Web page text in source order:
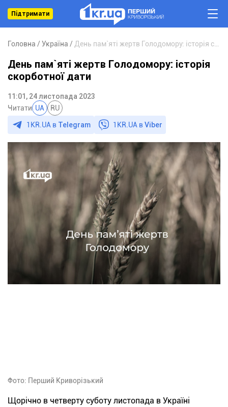
Підтримати
Головна Україна
День пам`яті жертв Голодомору: історія
скорботної дати
11:01, 24 листопада 2023
Читати UA RU
1KR.UA в Telegram 1KR.UA вViber
Фото: Перший Криворізький
Щорічно в четверту суботу листопада в Україні